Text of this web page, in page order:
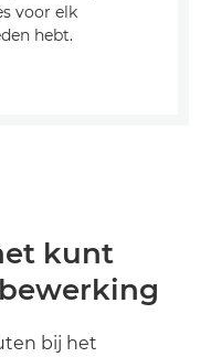
voor elk
hebt.
kunt
bij het